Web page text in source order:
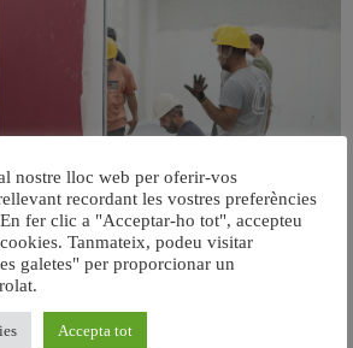
per a persones majors del barri de Sant Antoni
6 agost, 2026
nostre lloc web per oferir-vos
recordant les vostres preferències
fer clic a "Acceptar-ho tot", accepteu
Tanmateix, podeu visitar
galetes" per proporcionar un
Accepta tot